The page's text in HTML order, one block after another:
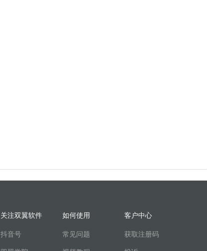
关注双翼软件
抖音号
如何使用
常见问题
客户中心
获取注册码